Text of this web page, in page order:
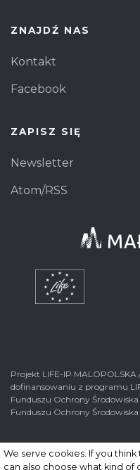
ZNAJDŹ NAS
Kontakt
Facebook
ZAPISZ SIĘ
Newsletter
Atom/RSS
Projekt LIFE-IP MALOPOLSKA
dofinansowaniu z programu
Funduszu Ochrony
Funduszu Ochrony
We serve cookies. If you think
can also choose what kind of